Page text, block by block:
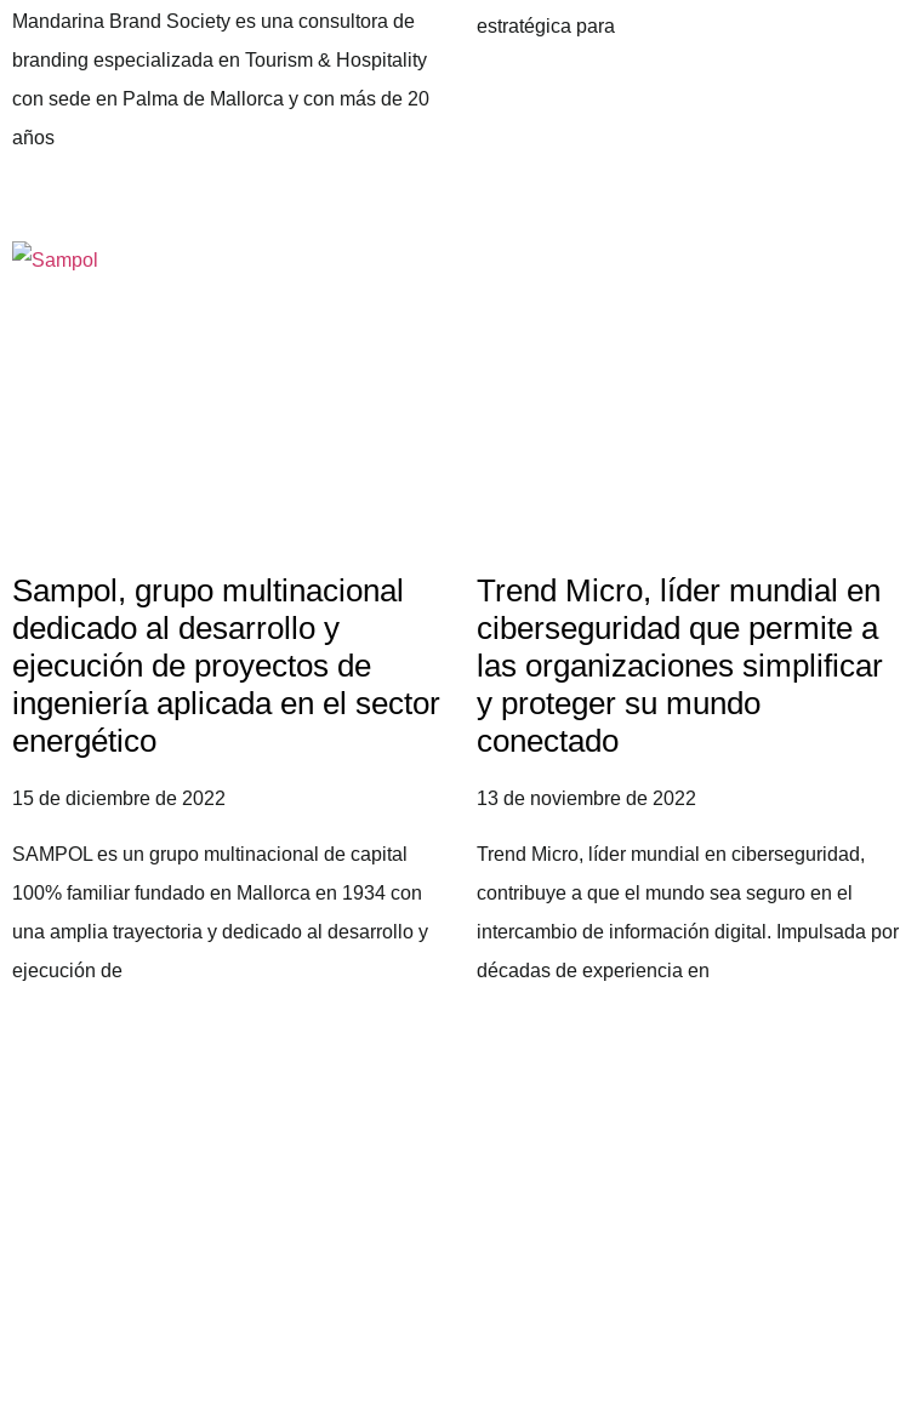
Mandarina Brand Society es una consultora de
branding especializada en Tourism & Hospitality
con sede en Palma de Mallorca y con más de 20
años
estratégica para
Sampol, grupo multinacional
dedicado al desarrollo y
ejecución de proyectos de
ingeniería aplicada en el sector
energético
15 de diciembre de 2022
SAMPOL es un grupo multinacional de capital
100% familiar fundado en Mallorca en 1934 con
una amplia trayectoria y dedicado al desarrollo y
ejecución de
Trend Micro, líder mundial en
ciberseguridad que permite a
las organizaciones simplificar
y proteger su mundo
conectado
13 de noviembre de 2022
Trend Micro, líder mundial en ciberseguridad,
contribuye a que el mundo sea seguro en el
intercambio de información digital. Impulsada por
décadas de experiencia en